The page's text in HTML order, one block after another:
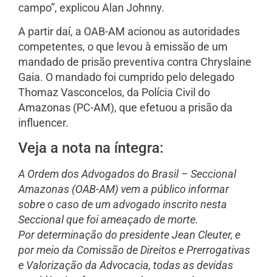
campo”, explicou Alan Johnny.
A partir daí, a OAB-AM acionou as autoridades
competentes, o que levou à emissão de um
mandado de prisão preventiva contra Chryslaine
Gaia. O mandado foi cumprido pelo delegado
Thomaz Vasconcelos, da Polícia Civil do
Amazonas (PC-AM), que efetuou a prisão da
influencer.
Veja a nota na íntegra:
A Ordem dos Advogados do Brasil – Seccional
Amazonas (OAB-AM) vem a público informar
sobre o caso de um advogado inscrito nesta
Seccional que foi ameaçado de morte.
Por determinação do presidente Jean Cleuter, e
por meio da Comissão de Direitos e Prerrogativas
e Valorização da Advocacia, todas as devidas